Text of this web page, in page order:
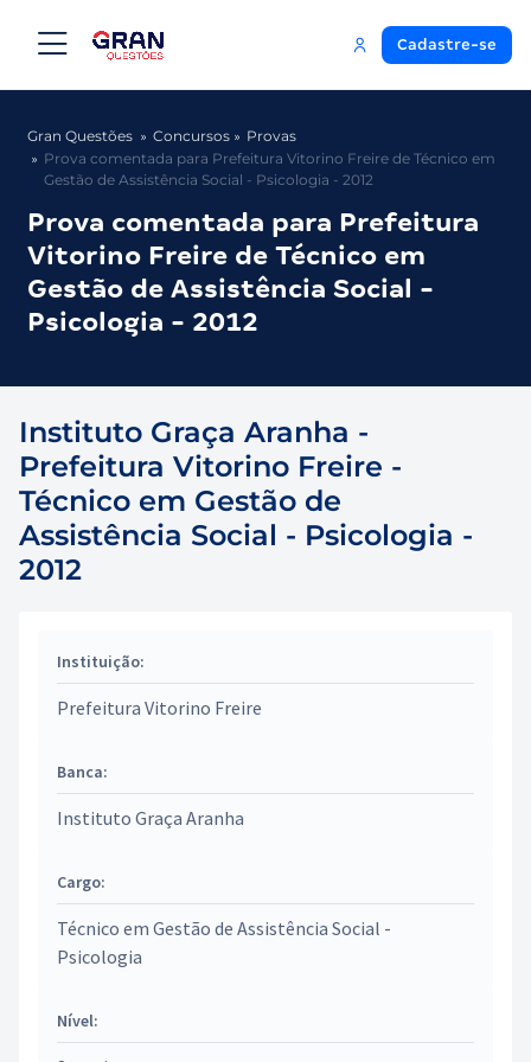
Cadastre-se
Gran Questões Concursos
Provas
Prova comentada para Prefeitura Vitorino Freire de Técnico em
Gestão de Assistência Social - Psicologia - 2012
Prova comentada para Prefeitura
Vitorino Freire de Técnico em
Gestão de Assistência Social -
Psicologia - 2012
Instituto Graça Aranha -
Prefeitura Vitorino Freire -
Técnico em Gestão de
Assistência Social - Psicologia -
2012
Instituição:
Prefeitura Vitorino Freire
Banca:
Instituto Graça Aranha
Cargo:
Técnico em Gestão de Assistência Social -
Psicologia
Nível: